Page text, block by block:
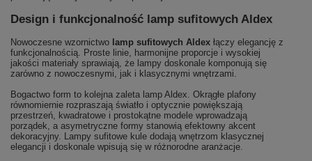
Design i funkcjonalność lamp sufitowych Aldex
Nowoczesne wzornictwo lamp sufitowych Aldex łączy elegancję z
funkcjonalnością. Proste linie, harmonijne proporcje i wysokiej
jakości materiały sprawiają, że lampy doskonale komponują się
zarówno z nowoczesnymi, jak i klasycznymi wnętrzami.
Bogactwo form to kolejna zaleta lamp Aldex. Okrągłe plafony
równomiernie rozpraszają światło i optycznie powiększają
przestrzeń, kwadratowe i prostokątne modele wprowadzają
porządek, a asymetryczne formy stanowią efektowny akcent
dekoracyjny. Lampy sufitowe kule dodają wnętrzom klasycznej
elegancji i doskonale wpisują się w różnorodne aranżacje.